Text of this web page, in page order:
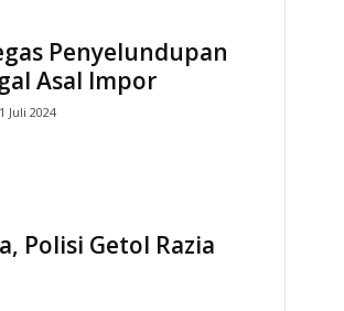
Penyelundupan
Asal Impor
Juli 2024
Polisi Getol Razia